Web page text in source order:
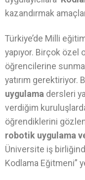
kazandırmak
Türkiye’de Milli
yapıyor. Birçok özel
öğrencilerine
yatırım gerektiriyor.
uygulama dersleri
verdiğim
öğrendiklerini
robotik uygulama
Üniversite iş
Kodlama Eğitmeni”